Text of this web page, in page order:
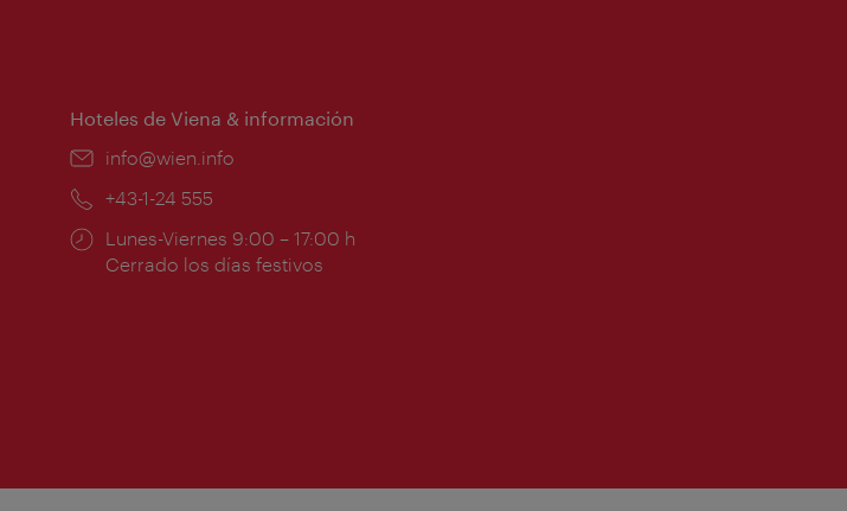
Hoteles de Viena & información
e-
info@wien.info
Teléfono:
+43-1-24 555
Horarios
de
Lunes-Viernes 9:00 – 17:00 h
Cerrado los días festivos